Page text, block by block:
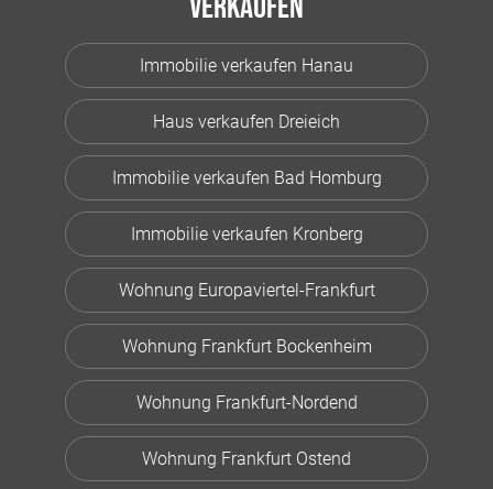
Immobilie verkaufen Hanau
Haus verkaufen Dreieich
Immobilie verkaufen Bad Homburg
Immobilie verkaufen Kronberg
Wohnung Europaviertel-Frankfurt
Wohnung Frankfurt Bockenheim
Wohnung Frankfurt-Nordend
Wohnung Frankfurt Ostend